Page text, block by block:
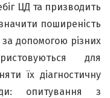
ЦД та призводить
поширеність
допомогою різних
для
їх діагностичну
опитування з